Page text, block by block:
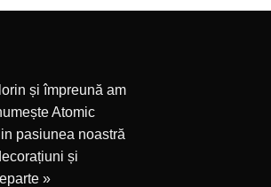
și împreună am
Atomic
pasiunea noastră
și
»